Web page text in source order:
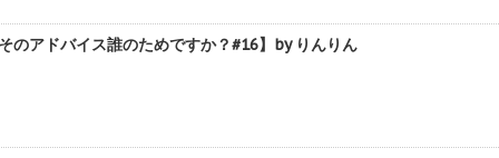
のアドバイス誰のためですか？#16】by りんりん